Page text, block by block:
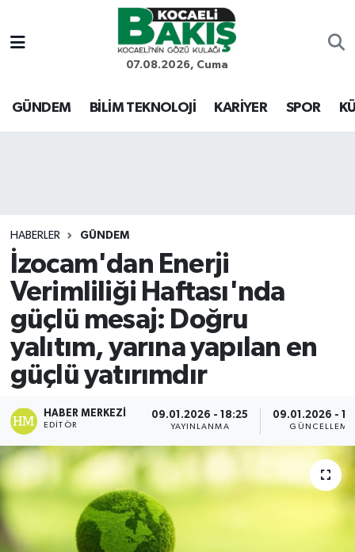
07.08.2026, Cuma
GÜNDEM BİLİM TEKNOLOJİ KARİYER SPOR
HABERLER GÜNDEM
İzocam'dan Enerji
Verimliliği Haftası'nda
güçlü mesaj: Doğru
yalıtım, yarına yapılan en
güçlü yatırımdır
HABER MERKEZI
EDITÖR
09.01.2026 - 18:25
YAYINLANMA
09.01.2026 -
GÜNCELLEME
Kocaeli Nöbetçi Eczaneler
Kocaeli Hava Durumu
Son Dakika Haberleri
Haber Arşivi